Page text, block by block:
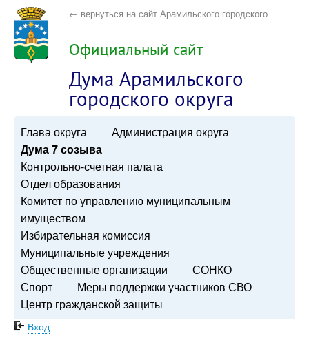
← вернуться на сайт Арамильского городского
округа
Официальный сайт
Дума Арамильского
городского округа
Глава округа
Администрация округа
Дума 7 созыва
Контрольно-счетная палата
Отдел образования
Комитет по управлению муниципальным
имуществом
Избирательная комиссия
Муниципальные учреждения
Общественные организации
СОНКО
Спорт
Меры поддержки участников СВО
Центр гражданской защиты
Вход